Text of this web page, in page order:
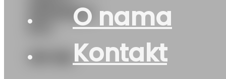
O nama
Kontakt
SEMPERIT
EVc
167